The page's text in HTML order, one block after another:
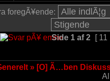
foregÃ¥ende:
Side 1 af2 [
» [O] Ã…ben